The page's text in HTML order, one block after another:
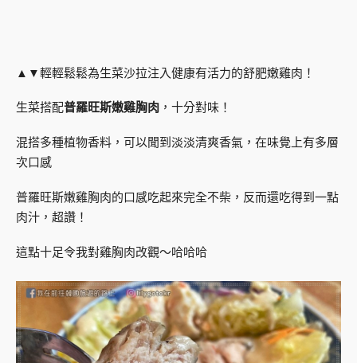
▲▼輕輕鬆鬆為生菜沙拉注入健康有活力的舒肥嫩雞肉！
生菜搭配普羅旺斯嫩雞胸肉 ，十分對味！
混搭多種植物香料，可以聞到淡淡清爽香氣，在味覺上有多層
次口感
普羅旺斯嫩雞胸肉的口感吃起來完全不柴，反而還吃得到一點
肉汁，超讚！
這點十足令我對雞胸肉改觀～哈哈哈